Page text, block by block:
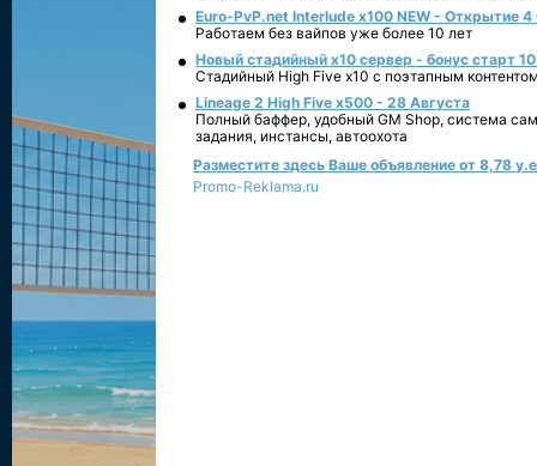
Euro-PvP.net Interlude х100 NEW - Открытие 4
Работаем без вайпов уже более 10 лет
Новый стадийный х10 сервер - бонус старт
Стадийный High Five x10 с поэтапным
Lineage 2 High Five x500 - 28 Августа
Полный баффер, удобный GM Shop, система
задания, инстансы, автоохота
Разместите здесь Ваше объявление от 8,78
Promo-Reklama.ru